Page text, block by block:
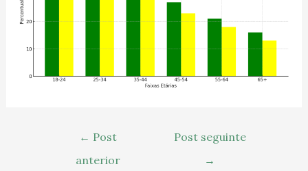
← Post
anterior
Post seguinte
→